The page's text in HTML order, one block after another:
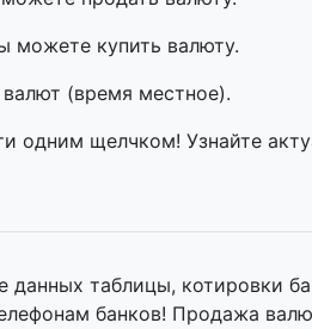
купить валюту.
(время местное).
одним щелчком! Узнайте
данных таблицы, котировки
банков! Продажа